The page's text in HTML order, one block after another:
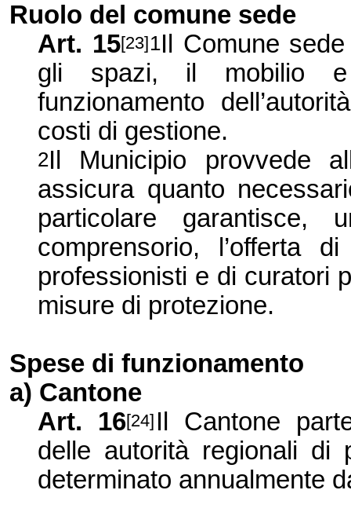
Ruolo del comune sede
Art. 15[23]1Il Comune
gli spazi, il mobilio e
funzionamento
costi di gestione.
2Il Municipio provvede
assicura quanto
particolare garantisce,
comprensorio, l’offerta
professionisti e di curatori
misure di protezione.
Spese di funzionamento
a) Cantone
Art. 16[24] Il Cantone
delle autorità regionali di
determinato annualmente